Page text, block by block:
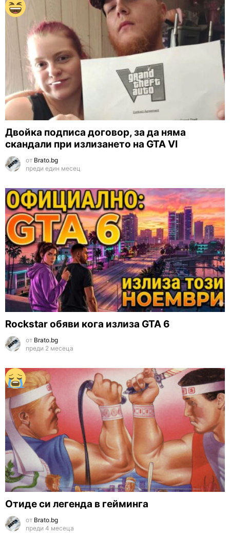
Двойка подписа договор, за да няма
скандали при излизането на GTA VI
от Brato.bg
преди един месец
Rockstar обяви кога излиза GTA 6
от Brato.bg
преди 2 месеца
Отиде си легенда в гейминга
от Brato.bg
преди 4 месеца